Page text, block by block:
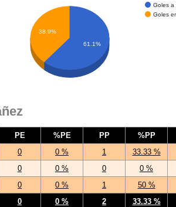
Goles a
Goles
38.9%
61.1%
PE %PE PP %PP
0 0 % 1 33.33 %
0 0 % 0 0 %
0 0 % 1 50 %
0 0 % 2 33.33 %